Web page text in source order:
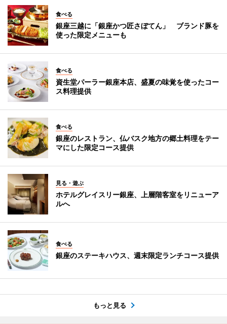
食べる
銀座三越に「銀座かつ匠さぼてん」 ブランド豚を
使った限定メニューも
食べる
資生堂パーラー銀座本店、盛夏の味覚を使ったコー
ス料理提供
食べる
銀座のレストラン、仏バスク地方の郷土料理をテー
マにした限定コース提供
見る・遊ぶ
ホテルグレイスリー銀座、上層階客室をリニューア
ルへ
食べる
銀座のステーキハウス、週末限定ランチコース提供
もっと見る